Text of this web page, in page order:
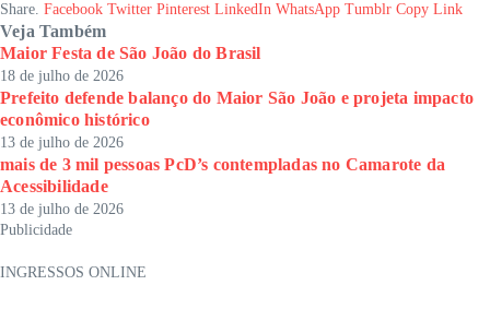
Share. Facebook Twitter Pinterest LinkedIn WhatsApp Tumblr Copy Link
Veja Também
Maior Festa de São João do Brasil
18 de julho de 2026
Prefeito defende balanço do Maior São João e projeta impacto
econômico histórico
13 de julho de 2026
mais de 3 mil pessoas PcD’s contempladas no Camarote da
Acessibilidade
13 de julho de 2026
Publicidade
INGRESSOS ONLINE